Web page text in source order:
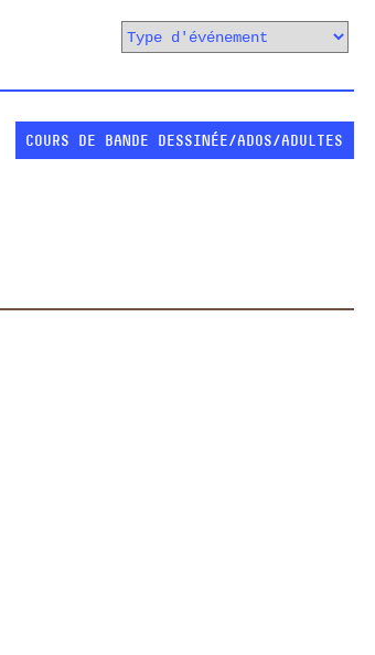
COURS DE BANDE DESSINÉE ADOS/ADULTES